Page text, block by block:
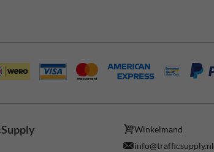
Winkelmand
info@trafficsupply.nl